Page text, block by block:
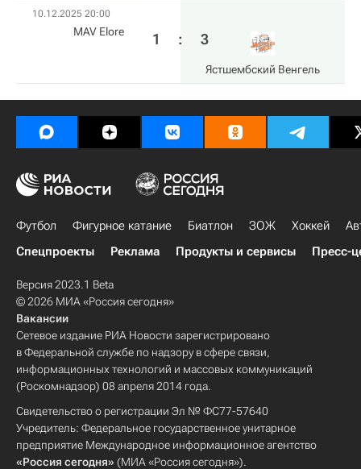
10.12.2025 20:00
MAV Elore 1 : 3
Ястшембский Венгель
Футбол Фигурное катание Биатлон ЗОЖ Хоккей
Спецпроекты
Реклама Продукты и сервисы Пресс-
Версия 2023.1 Beta
© 2026 МИА «Россия сегодня»
Вакансии
Сетевое издание РИА Новости зарегистрировано
в Федеральной службе по надзору в сфере связи,
информационных технологий и массовых коммуникаций
(Роскомнадзор) 08 апреля 2014 года.
Свидетельство о регистрации Эл № ФС77-57640
Учредитель: Федеральное государственное унитарное
предприятие Международное информационное агентство
«Россия сегодня» (МИА «Россия сегодня»).